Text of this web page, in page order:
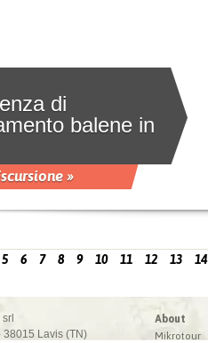
di
balene in
»
5 6 7 8 9 10 11 12 13 14
38015 Lavis (TN)
About
Mikrotour